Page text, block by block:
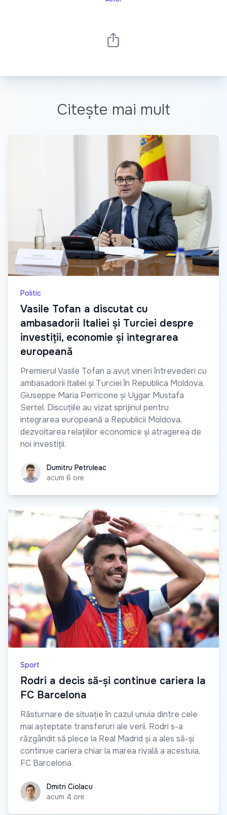
Citește mai mult
Politic
Vasile Tofan a discutat cu
ambasadorii Italiei și Turciei despre
investiții, economie și integrarea
europeană
Premierul Vasile Tofan a avut vineri întrevederi cu
ambasadorii Italiei și Turciei în Republica Moldova,
Giuseppe Maria Perricone și Uygar Mustafa
Sertel. Discuțiile au vizat sprijinul pentru
integrarea europeană a Republicii Moldova,
dezvoltarea relațiilor economice și atragerea de
noi investiții.
Dumitru Petruleac
Dumitru Petruleac
acum 6 ore
Sport
Rodri a decis să-și continue cariera la
FC Barcelona
Răsturnare de situație în cazul unuia dintre cele
mai așteptate transferuri ale verii. Rodri s-a
răzgândit să plece la Real Madrid și a ales să-și
continue cariera chiar la marea rivală a acestuia,
FC Barcelona.
Dmitri Ciolacu
Dmitri Ciolacu
acum 4 ore